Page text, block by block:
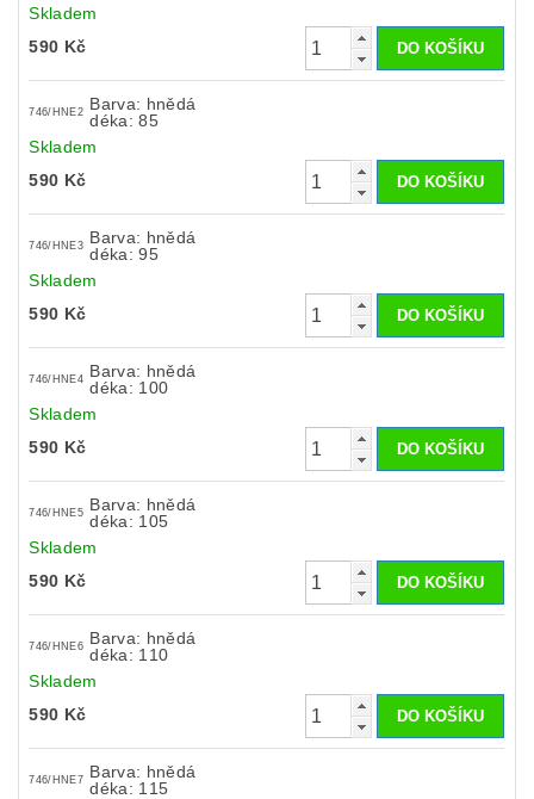
Skladem
590 Kč
746/HNE2
Barva: hnědá
déka: 85
Skladem
590 Kč
746/HNE3
Barva: hnědá
déka: 95
Skladem
590 Kč
746/HNE4
Barva: hnědá
déka: 100
Skladem
590 Kč
746/HNE5
Barva: hnědá
déka: 105
Skladem
590 Kč
746/HNE6
Barva: hnědá
déka: 110
Skladem
590 Kč
746/HNE7
Barva: hnědá
déka: 115